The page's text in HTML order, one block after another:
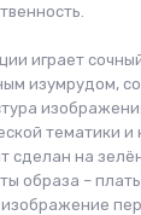
играет
изумрудом,
тематики
сделан на
образа –